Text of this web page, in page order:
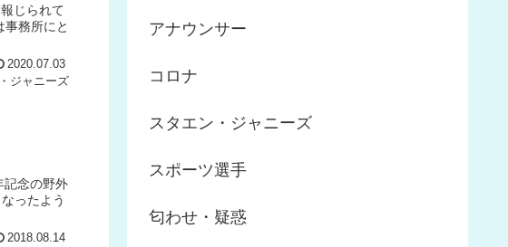
じられて
務所にと
2020.07.03
ジャニーズ
記念の野外
ったよう
2018.08.14
アナウンサー
コロナ
スタエン・ジャニーズ
スポーツ選手
匂わせ・疑惑